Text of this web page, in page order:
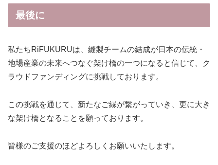
最後に
私たちRiFUKURUは、縫製チームの結成が日本の伝統・
地場産業の未来へつなぐ架け橋の一つになると信じて、ク
ラウドファンディングに挑戦しております。
この挑戦を通じて、新たなご縁が繋がっていき、更に大き
な架け橋となることを願っております。
皆様のご支援のほどよろしくお願いいたします。